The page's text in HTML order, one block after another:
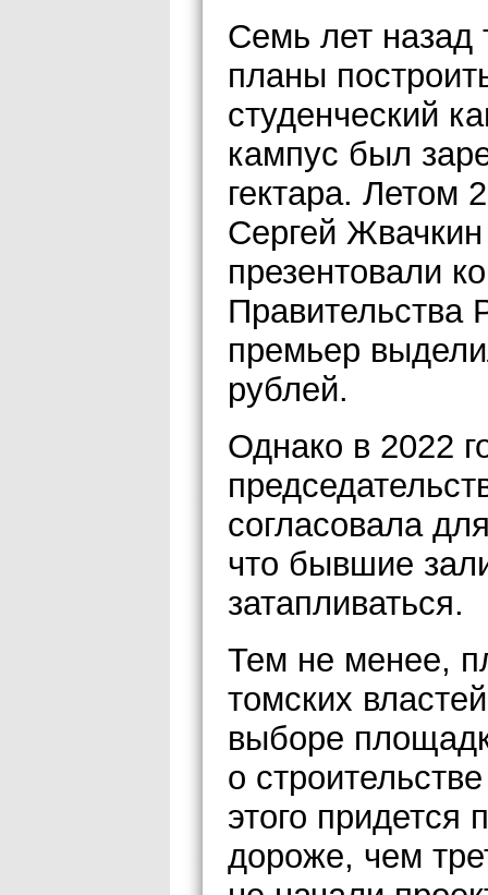
Семь лет назад
планы
студенческий
кампус был
гектара. Летом
Сергей
презентовали
премьер
рублей.
Однако в 2022
согласовала
что бывшие
затапливаться.
Тем не менее,
томских
выборе
о
этого придется
дороже, чем